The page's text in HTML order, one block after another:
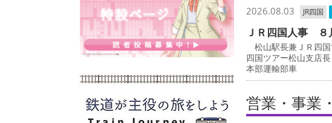
2026.08.03 JR四国
ＪＲ四国人事 ８
松山駅長兼ＪＲ四
四国ツアー松山支店
本部運輸部車
営業・事業